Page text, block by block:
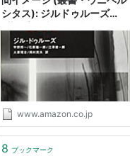
シタス): ジルドゥルーズ
一郎 (翻訳), 岡村民夫 (翻訳),
石原陽一郎 (翻訳), 大原理志
(翻訳): 本
www.amazon.co.jp
8 ブックマーク